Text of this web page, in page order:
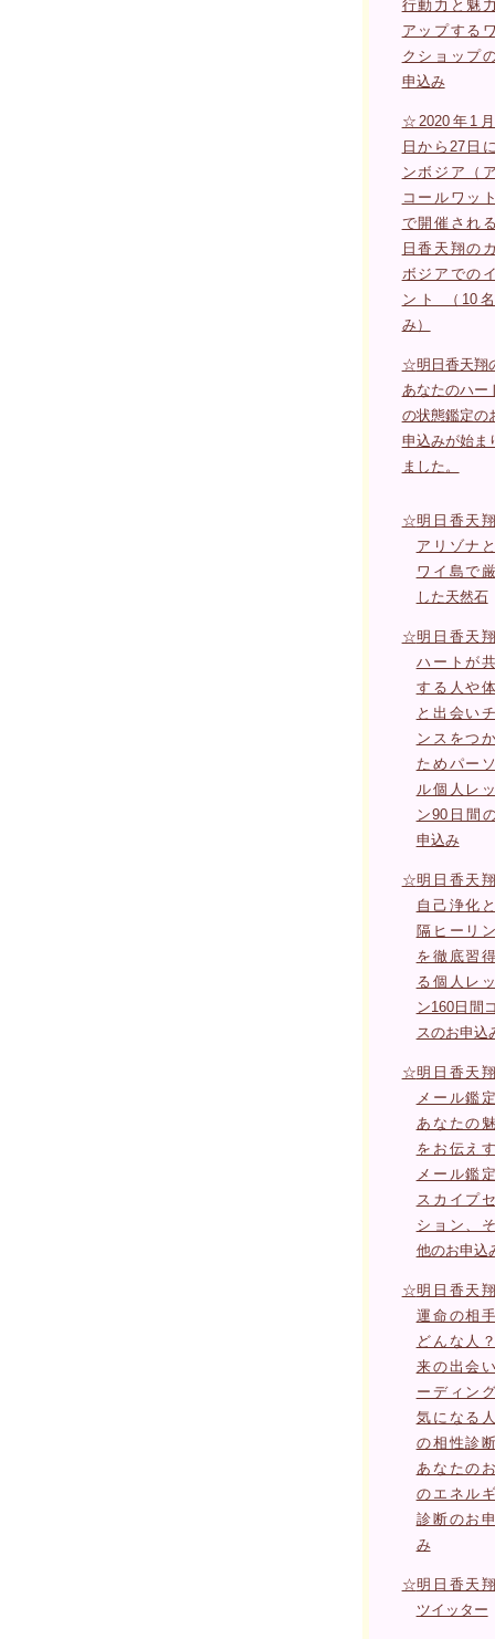
行動力と魅
アップする
クショップ
申込み
☆2020年1
日から27日
ンボジア（
コールワッ
で開催され
日香天翔の
ボジアでの
ント （10
み）
☆明日香天翔
あなたのハー
の状態鑑定の
申込みが始ま
ました。
☆明日香天
アリゾナ
ワイ島で
した天然石
☆明日香天
ハートが
する人や
と出会い
ンスをつ
ためパー
ル個人レ
ン90日間
申込み
☆明日香天
自己浄化
隔ヒーリ
を徹底習
る個人レ
ン160日間
スのお申込
☆明日香天
メール鑑
あなたの
をお伝え
メール鑑
スカイプ
ション、
他のお申込
☆明日香天
運命の相
どんな人
来の出会
ーディン
気になる
の相性診
あなたの
のエネル
診断のお
み
☆明日香天
ツイッター